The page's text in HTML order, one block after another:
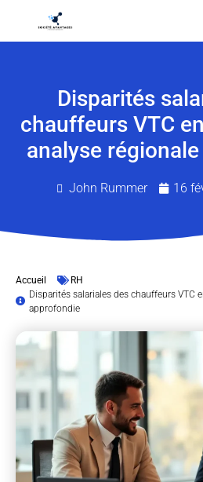
Disparités
chauffeurs VTC
analyse
John Rummer 16
Accueil
RH
Disparités salariales des chauffeurs VTC
approfondie